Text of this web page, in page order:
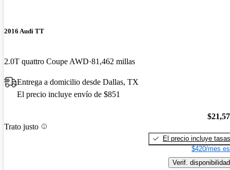
2016 Audi TT
2.0T quattro Coupe AWD 81,462 millas
Entrega a domicilio desde Dallas, TX
El precio incluye envío de $851
Trato justo
El precio incluye tasas
$420/mes
Verif. disponibilidad